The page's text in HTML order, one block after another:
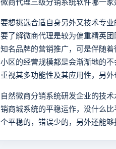
微商代理三级分销系统软件哪一家
要想挑选合适自身另外又技术专
要了解微商代理是较为偏重精英
知名品牌的营销推广，可是伴随
小区的经营规模都是会渐渐地的
重视其多功能性及其应用性，另
自然微商分销系统研发企业的技
销商城系统的平稳运作，没什么
个平稳的，错误少的，另外还能